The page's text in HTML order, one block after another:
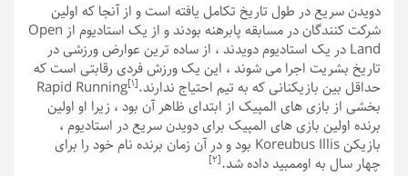
دویدن سریع در طول تاریخ تکامل یافته است و از آنجا که اولین
شرکت کنندگان در مسابقه پابرهنه بودند و از یک استادیوم از Open
Land در یک استادیوم دویدند ، از ساده ترین عوارض ورزشی در
تاریخ بشریت اجرا می شوند ، این یک ورزش فردی رقابتی است که
حداقل بین بازیکنانی که به تیم احتیاج ندارند.[١] Rapid Running
بخشی از بازی های المپیک از ابتدای ظاهر آن بود ، زیرا او اولین
برنده اولین بازی های المپیک برای دویدن سریع در استادیوم ،
بازیکن Koreubus Illis بود و در آن زمان برنده نام خود را برای
چهار سال به اوممبید داده شد.[٢]